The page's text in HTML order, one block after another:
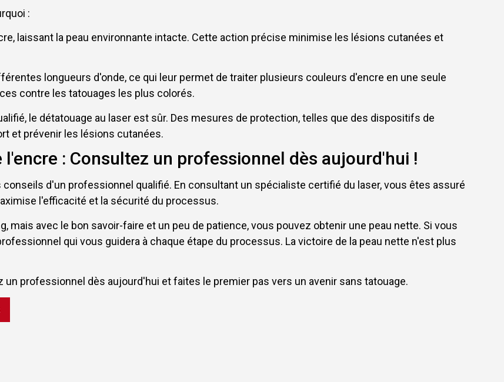
:
laissant la peau environnante intacte. Cette action précise minimise les lésions cutanées et
longueurs d'onde, ce qui leur permet de traiter plusieurs couleurs d'encre en une seule
contre les tatouages les plus colorés.
le détatouage au laser est sûr. Des mesures de protection, telles que des dispositifs de
et prévenir les lésions cutanées.
: Consultez un professionnel dès aujourd'hui !
d'un professionnel qualifié. En consultant un spécialiste certifié du laser, vous êtes assuré
l'efficacité et la sécurité du processus.
mais avec le bon savoir-faire et un peu de patience, vous pouvez obtenir une peau nette. Si vous
qui vous guidera à chaque étape du processus. La victoire de la peau nette n'est plus
professionnel dès aujourd'hui et faites le premier pas vers un avenir sans tatouage.